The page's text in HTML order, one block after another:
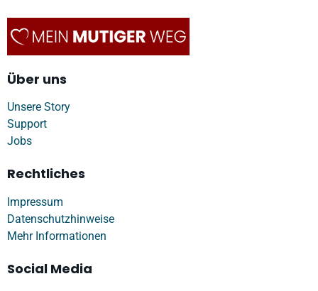
Über uns
Unsere Story
Support
Jobs
Rechtliches
Impressum
Datenschutzhinweise
Mehr Informationen
Social Media